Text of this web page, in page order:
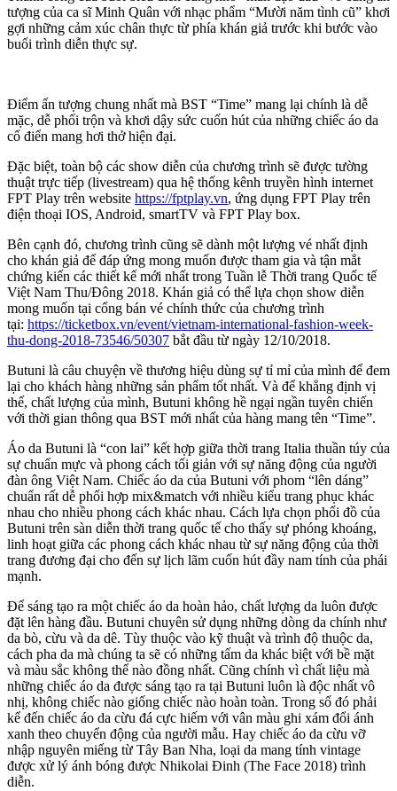
tượng của ca sĩ Minh Quân với nhạc phẩm “Mười năm tình cũ” khơi
gợi những cảm xúc chân thực từ phía khán giả trước khi bước vào
buổi trình diễn thực sự.
Điểm ấn tượng chung nhất mà BST “Time” mang lại chính là dễ
mặc, dễ phối trộn và khơi dậy sức cuốn hút của những chiếc áo da
cổ điển mang hơi thở hiện đại.
Đặc biệt, toàn bộ các show diễn của chương trình sẽ được tường
thuật trực tiếp (livestream) qua hệ thống kênh truyền hình internet
FPT Play trên website https://fptplay.vn, ứng dụng FPT Play trên
điện thoại IOS, Android, smartTV và FPT Play box.
Bên cạnh đó, chương trình cũng sẽ dành một lượng vé nhất định
cho khán giả để đáp ứng mong muốn được tham gia và tận mắt
chứng kiến các thiết kế mới nhất trong Tuần lễ Thời trang Quốc tế
Việt Nam Thu/Đông 2018. Khán giả có thể lựa chọn show diễn
mong muốn tại cổng bán vé chính thức của chương trình
tại: https://ticketbox.vn/event/vietnam-international-fashion-week-
thu-dong-2018-73546/50307 bắt đầu từ ngày 12/10/2018.
Butuni là câu chuyện về thương hiệu dùng sự tỉ mỉ của mình để đem
lại cho khách hàng những sản phẩm tốt nhất. Và để khẳng định vị
thế, chất lượng của mình, Butuni không hề ngại ngần tuyên chiến
với thời gian thông qua BST mới nhất của hàng mang tên “Time”.
Áo da Butuni là “con lai” kết hợp giữa thời trang Italia thuần túy của
sự chuẩn mực và phong cách tối giản với sự năng động của người
đàn ông Việt Nam. Chiếc áo da của Butuni với phom “lên dáng”
chuẩn rất dễ phối hợp mix&match với nhiều kiểu trang phục khác
nhau cho nhiều phong cách khác nhau. Cách lựa chọn phối đồ của
Butuni trên sàn diễn thời trang quốc tế cho thấy sự phóng khoáng,
linh hoạt giữa các phong cách khác nhau từ sự năng động của thời
trang đương đại cho đến sự lịch lãm cuốn hút đầy nam tính của phái
mạnh.
Để sáng tạo ra một chiếc áo da hoàn hảo, chất lượng da luôn được
đặt lên hàng đầu. Butuni chuyên sử dụng những dòng da chính như
da bò, cừu và da dê. Tùy thuộc vào kỹ thuật và trình độ thuộc da,
cách pha da mà chúng ta sẽ có những tấm da khác biệt với bề mặt
và màu sắc không thể nào đồng nhất. Cũng chính vì chất liệu mà
những chiếc áo da được sáng tạo ra tại Butuni luôn là độc nhất vô
nhị, không chiếc nào giống chiếc nào hoàn toàn. Trong số đó phải
kể đến chiếc áo da cừu đá cực hiếm với vân màu ghi xám đổi ánh
xanh theo chuyển động của người mẫu. Hay chiếc áo da cừu vỡ
nhập nguyên miếng từ Tây Ban Nha, loại da mang tính vintage
được xử lý ánh bóng được Nhikolai Đinh (The Face 2018) trình
diễn.